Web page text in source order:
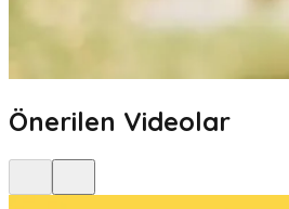
Önerilen Videolar